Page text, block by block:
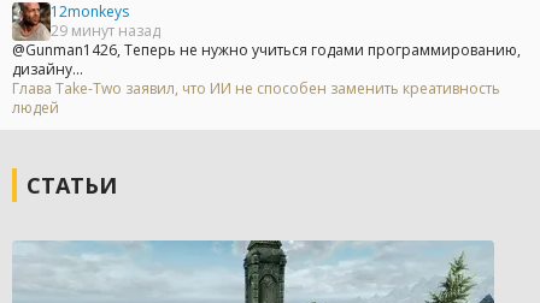
12monkeys
29 минут назад
@Gunman1426, Теперь не нужно учиться годами программированию,
дизайну...
Глава Take-Two заявил, что ИИ не способен заменить креативность
людей
СТАТЬИ